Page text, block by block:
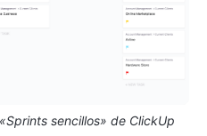
sencillos» de ClickUp